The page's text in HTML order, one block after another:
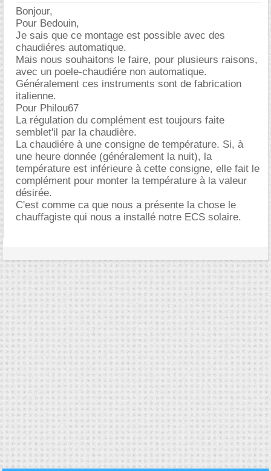
Bonjour,
Pour Bedouin,
Je sais que ce montage est possible avec des
chaudiéres automatique.
Mais nous souhaitons le faire, pour plusieurs raisons,
avec un poele-chaudiére non automatique.
Généralement ces instruments sont de fabrication
italienne.
Pour Philou67
La régulation du complément est toujours faite
semblet'il par la chaudière.
La chaudiére à une consigne de température. Si, à
une heure donnée (généralement la nuit), la
température est inférieure à cette consigne, elle fait le
complément pour monter la température à la valeur
désirée.
C'est comme ca que nous a présente la chose le
chauffagiste qui nous a installé notre ECS solaire.